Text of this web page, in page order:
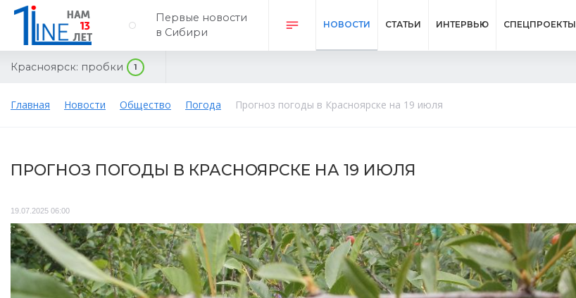
Первые новости
в Сибири
НОВОСТИ СТАТЬИ ИНТЕРВЬЮ СПЕЦПРОЕКТЫ
Красноярск: пробки 1
Главная Новости Общество Погода Прогноз погоды в Красноярске на 19 июля
ПРОГНОЗ ПОГОДЫ В КРАСНОЯРСКЕ НА 19 ИЮЛЯ
19.07.2025 06:00